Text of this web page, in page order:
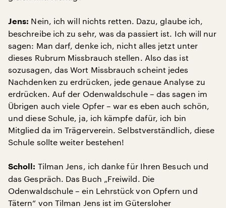
Jens: Nein, ich will nichts retten. Dazu, glaube ich,
beschreibe ich zu sehr, was da passiert ist. Ich will nur
sagen: Man darf, denke ich, nicht alles jetzt unter
dieses Rubrum Missbrauch stellen. Also das ist
sozusagen, das Wort Missbrauch scheint jedes
Nachdenken zu erdrücken, jede genaue Analyse zu
erdrücken. Auf der Odenwaldschule – das sagen im
Übrigen auch viele Opfer – war es eben auch schön,
und diese Schule, ja, ich kämpfe dafür, ich bin
Mitglied da im Trägerverein. Selbstverständlich, diese
Schule sollte weiter bestehen!
Scholl: Tilman Jens, ich danke für Ihren Besuch und
das Gespräch. Das Buch „Freiwild. Die
Odenwaldschule – ein Lehrstück von Opfern und
Tätern“ von Tilman Jens ist im Gütersloher